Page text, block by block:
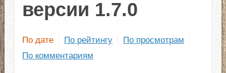
версии 1.7.0
По дате По рейтингу
По просмотрам
По комментариям